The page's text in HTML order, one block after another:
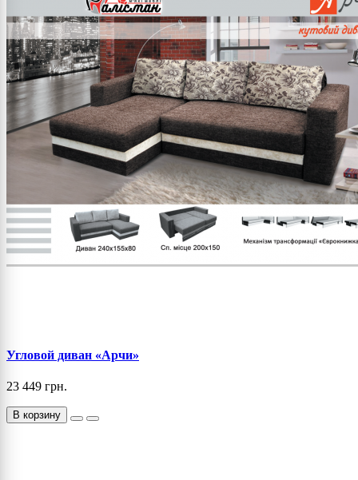
Угловой диван «Арчи»
23 449 грн.
В корзину